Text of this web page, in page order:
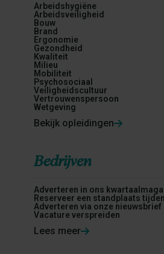
Arbeidshygiëne
Arbeidsveiligheid
Bouw
Brand
Ergonomie
Gezondheid
Kwaliteit
Milieu
Mobiliteit
Psychosociaal
Veiligheidscultuur
Vertrouwenspersoon
Wetgeving
Bekijk opleidingen
Bedrijven
Adverteren in ons
Reserveer een standplaats
Adverteren via onze nieuwsbrief
Vacature verspreiden
Lees meer